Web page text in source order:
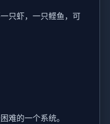
只虾，一只鲣鱼，可
难的一个系统。